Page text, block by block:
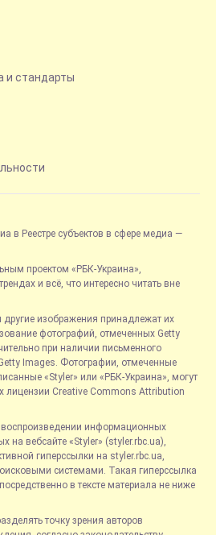
и стандарты
в Реестре субъектов в сфере медиа —
проектом «РБК-Украина»,
и всё, что интересно читать вне
изображения принадлежат их
фотографий, отмеченных Getty
при наличии письменного
Images. Фотографии, отмеченные
«Styler» или «РБК-Украина», могут
лицензии Creative Commons Attribution
информационных
на вебсайте «Styler» (styler.rbc.ua),
гиперссылки на styler.rbc.ua,
системами. Такая гиперссылка
в тексте материала не ниже
точку зрения авторов